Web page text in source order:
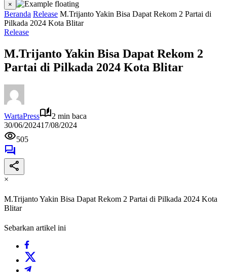
×
Beranda Release M.Trijanto Yakin Bisa Dapat Rekom 2 Partai di
Pilkada 2024 Kota Blitar
Release
M.Trijanto Yakin Bisa Dapat Rekom 2
Partai di Pilkada 2024 Kota Blitar
WartaPress
2 min baca
30/06/202417/08/2024
505
×
M.Trijanto Yakin Bisa Dapat Rekom 2 Partai di Pilkada 2024 Kota
Blitar
Sebarkan artikel ini